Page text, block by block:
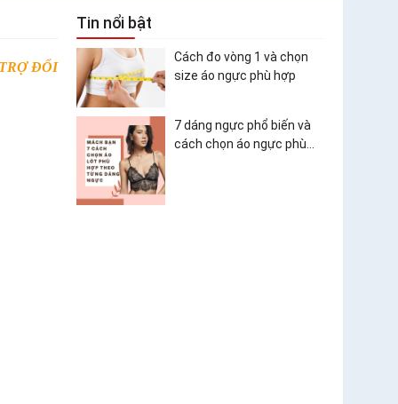
ĐỔI
Tin nổi bật
Cách đo vòng 1 và chọn
size áo ngực phù hợp
7 dáng ngực phổ biến và
cách chọn áo ngực phù